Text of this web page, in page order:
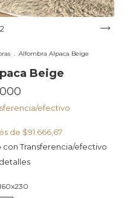
2
. Alfombra Alpaca Beige
Beige
efectivo
de $91.666,67
con Transferencia/efectivo